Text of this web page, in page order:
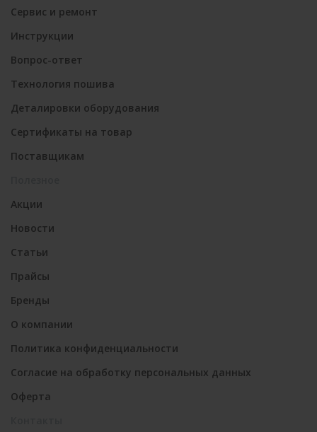
Сервис и ремонт
Инструкции
Вопрос-ответ
Технология пошива
Деталировки оборудования
Сертификаты на товар
Поставщикам
Акции
Новости
Статьи
Прайсы
Бренды
О компании
Политика конфиденциальности
Согласие на обработку персональных данных
Оферта